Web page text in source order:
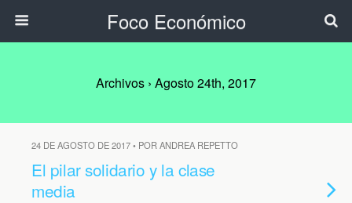
Foco Económico
Archivos › Agosto 24th, 2017
24 DE AGOSTO DE 2017 • POR ANDREA REPETTO
El pilar solidario y la clase
media